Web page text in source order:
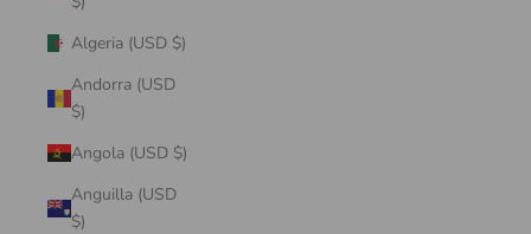
Algeria (USD $)
Andorra (USD
$)
Angola (USD $)
Anguilla (USD
$)